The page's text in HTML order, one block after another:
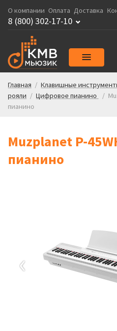
О компании Оплата Доставка
8 (800) 302-17-10
Главная / Клавишные
рояли / Цифровое пианино /
пианино
Muzplanet P-
пианино
‹